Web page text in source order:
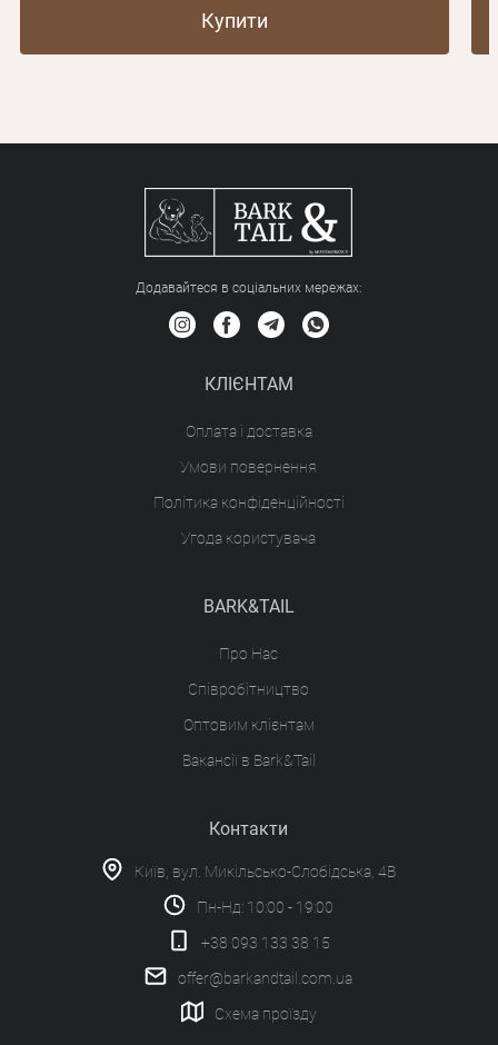
Купити
Додавайтеся в соціальних мережах:
КЛІЄНТАМ
Оплата і доставка
Умови повернення
Політика конфіденційності
Угода користувача
BARK&TAIL
Про Нас
Співробітництво
Оптовим клієнтам
Вакансії в Bark&Tail
Контакти
Київ, вул. Микільсько-Слобідська, 4В
Пн-Нд: 10:00 - 19:00
+38 093 133 38 15
offer@barkandtail.com.ua
Схема проїзду